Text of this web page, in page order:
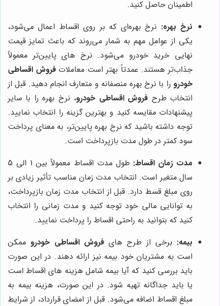
اطمینان حاصل کنید.
نرخ بهره: نرخ بهره‌ای که بر روی اقساط اعمال می‌شود،
یکی از عوامل مهم به شمار می‌روند که باعث تمایز قیمت
نهایی خرید خودرو می‌شود. نرخ های پایین‌تر معمولاً
جذاب‌تر هستند. عمدتاً بهتر است معاملاتفروش اقساطی
خودرو را با نرخ بهره منصفانه و متعارف انجام دهید. قبل از
انتخاب طرح فروش اقساطی خودرو، نرخ بهره را با سایر
پیشنهادات مقایسه کنید و بهترین گزینه را انتخاب نمایید.
توجه داشته باشید که نرخ بهره پایین‌تر، به معنای پرداخت
سود کمتر در طول مدت بازپرداخت است.
مدت زمان اقساط:
طول مدت اقساط معمولاً بین 1 الی 5
سال متغیر است. انتخاب مدت زمان مناسب تأثیر زیادی بر
روی مبلغ قسط دارد. قبل از انتخاب مدت زمان بازپرداخت،
به توانایی مالی خود توجه کنید و مدت زمانی را انتخاب
کنید که بتوانید به راحتی اقساط را پرداخت نمایید.
بیمه: برخی از طرح هایفروش اقساطی خودرو ممکن
است به مشتریان خود بیمه نیز ارائه دهند. در این صورت
باید بررسی کنید که آیا بیمه شامل هزینه های اقساط است
یا باید جداگانه تهیه شود. در این صورت، هزینه بیمه به
مبلغ اقساط اضافه می‌شود. قبل از امضای قرارداد، از شرایط